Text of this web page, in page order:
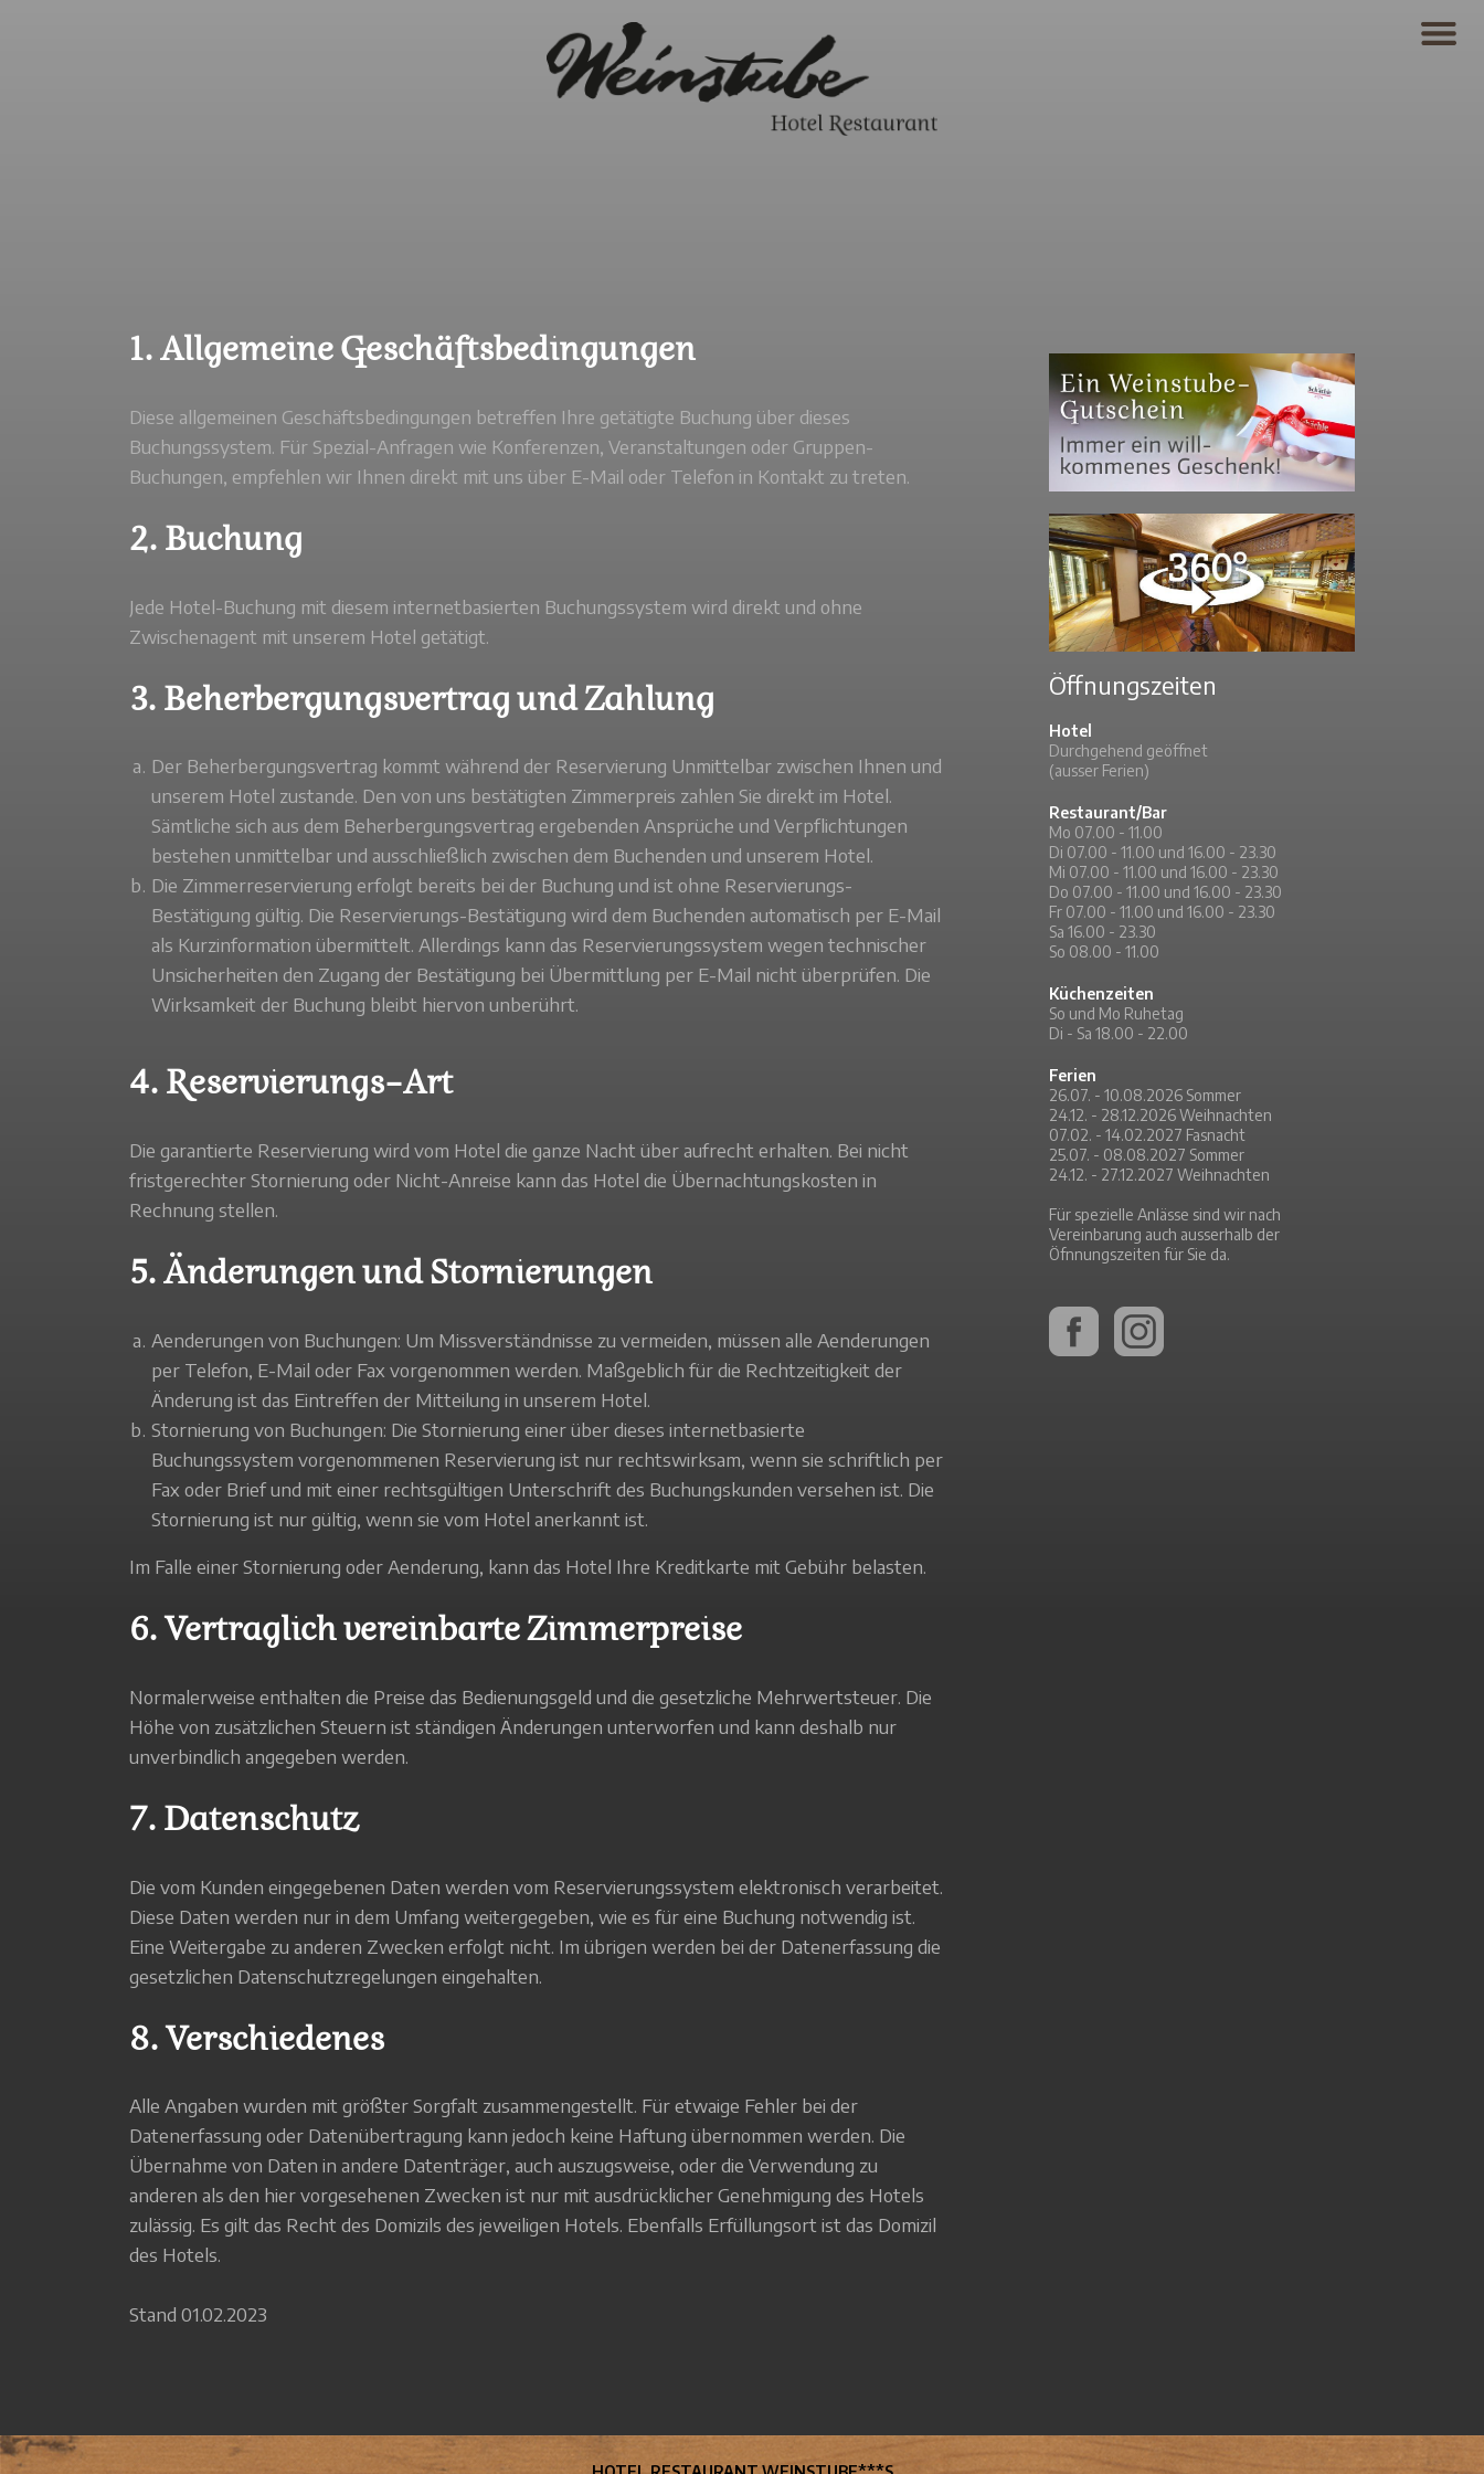
1. Allgemeine Geschäftsbedingungen
Diese allgemeinen Geschäftsbedingungen betreffen Ihre getätigte Buchung über dieses
Buchungssystem. Für Spezial-Anfragen wie Konferenzen, Veranstaltungen oder Gruppen-
Buchungen, empfehlen wir Ihnen direkt mit uns über E-Mail oder Telefon in Kontakt zu treten.
2. Buchung
Jede Hotel-Buchung mit diesem internetbasierten Buchungssystem wird direkt und ohne
Zwischenagent mit unserem Hotel getätigt.
3. Beherbergungsvertrag und Zahlung
Der Beherbergungsvertrag kommt während der Reservierung Unmittelbar zwischen Ihnen und
unserem Hotel zustande. Den von uns bestätigten Zimmerpreis zahlen Sie direkt im Hotel.
Sämtliche sich aus dem Beherbergungsvertrag ergebenden Ansprüche und Verpflichtungen
bestehen unmittelbar und ausschließlich zwischen dem Buchenden und unserem Hotel.
Die Zimmerreservierung erfolgt bereits bei der Buchung und ist ohne Reservierungs-
Bestätigung gültig. Die Reservierungs-Bestätigung wird dem Buchenden automatisch per E-Mail
als Kurzinformation übermittelt. Allerdings kann das Reservierungssystem wegen technischer
Unsicherheiten den Zugang der Bestätigung bei Übermittlung per E-Mail nicht überprüfen. Die
Wirksamkeit der Buchung bleibt hiervon unberührt.
4. Reservierungs-Art
Die garantierte Reservierung wird vom Hotel die ganze Nacht über aufrecht erhalten. Bei nicht
fristgerechter Stornierung oder Nicht-Anreise kann das Hotel die Übernachtungskosten in
Rechnung stellen.
5. Änderungen und Stornierungen
Aenderungen von Buchungen: Um Missverständnisse zu vermeiden, müssen alle Aenderungen
per Telefon, E-Mail oder Fax vorgenommen werden. Maßgeblich für die Rechtzeitigkeit der
Änderung ist das Eintreffen der Mitteilung in unserem Hotel.
Stornierung von Buchungen: Die Stornierung einer über dieses internetbasierte
Buchungssystem vorgenommenen Reservierung ist nur rechtswirksam, wenn sie schriftlich per
Fax oder Brief und mit einer rechtsgültigen Unterschrift des Buchungskunden versehen ist. Die
Stornierung ist nur gültig, wenn sie vom Hotel anerkannt ist.
Im Falle einer Stornierung oder Aenderung, kann das Hotel Ihre Kreditkarte mit Gebühr belasten.
6. Vertraglich vereinbarte Zimmerpreise
Normalerweise enthalten die Preise das Bedienungsgeld und die gesetzliche Mehrwertsteuer. Die
Höhe von zusätzlichen Steuern ist ständigen Änderungen unterworfen und kann deshalb nur
unverbindlich angegeben werden.
7. Datenschutz
Die vom Kunden eingegebenen Daten werden vom Reservierungssystem elektronisch verarbeitet.
Diese Daten werden nur in dem Umfang weitergegeben, wie es für eine Buchung notwendig ist.
Eine Weitergabe zu anderen Zwecken erfolgt nicht. Im übrigen werden bei der Datenerfassung die
gesetzlichen Datenschutzregelungen eingehalten.
8. Verschiedenes
Alle Angaben wurden mit größter Sorgfalt zusammengestellt. Für etwaige Fehler bei der
Datenerfassung oder Datenübertragung kann jedoch keine Haftung übernommen werden. Die
Übernahme von Daten in andere Datenträger, auch auszugsweise, oder die Verwendung zu
anderen als den hier vorgesehenen Zwecken ist nur mit ausdrücklicher Genehmigung des Hotels
zulässig. Es gilt das Recht des Domizils des jeweiligen Hotels. Ebenfalls Erfüllungsort ist das Domizil
des Hotels.
Stand 01.02.2023
Öffnungszeiten
Hotel
Durchgehend geöffnet
(ausser Ferien)
Restaurant/Bar
Mo 07.00 - 11.00
Di 07.00 - 11.00 und 16.00 - 23.30
Mi 07.00 - 11.00 und 16.00 - 23.30
Do 07.00 - 11.00 und 16.00 - 23.30
Fr 07.00 - 11.00 und 16.00 - 23.30
Sa 16.00 - 23.30
So 08.00 - 11.00
Küchenzeiten
So und Mo Ruhetag
Di - Sa 18.00 - 22.00
Ferien
26.07. - 10.08.2026 Sommer
24.12. - 28.12.2026 Weihnachten
07.02. - 14.02.2027 Fasnacht
25.07. - 08.08.2027 Sommer
24.12. - 27.12.2027 Weihnachten
Für spezielle Anlässe sind wir nach
Vereinbarung auch ausserhalb der
Öfnnungszeiten für Sie da.